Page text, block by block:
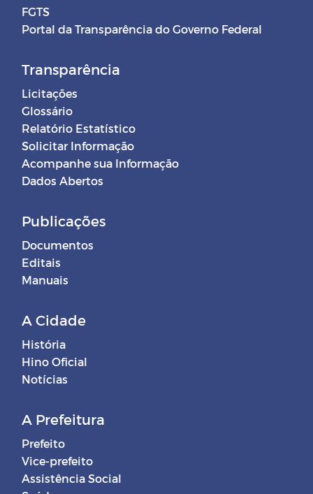
FGTS
Portal da Transparência do Governo Federal
Transparência
Licitações
Glossário
Relatório Estatístico
Solicitar Informação
Acompanhe sua Informação
Dados Abertos
Publicações
Documentos
Editais
Manuais
A Cidade
História
Hino Oficial
Notícias
A Prefeitura
Prefeito
Vice-prefeito
Assistência Social